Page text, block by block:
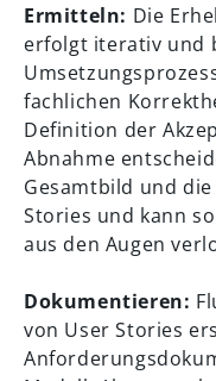
Ermitteln: Die
erfolgt iterativ und
fachlichen
Definition der
Abnahme
Gesamtbild und
Stories und kann
aus den Augen
Dokumentieren:
von User Stories